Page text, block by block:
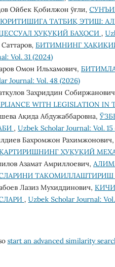
Ойбек Қобилжон ўғли,
ТАТБИҚ ЭТИШ:
ҲУҚУҚИЙ БАҲОСИ ,
БИТИМНИНГ
Vol. 31 (2024)
Омон Ильхамович,
Journal: Vol. 48 (2026)
Заҳриддин
WITH LEGISLATION IN
Ақида Абдужаббаровна,
, Uzbek Scholar Journal: Vol.
Бахромжон Рахимжонович,
ҲУҚУҚИЙ
Азамат Амриллоевич,
ТАКОМИЛЛАШТИРИШ
Лазиз Мухиддинович,
, Uzbek Scholar Journal:
start an advanced similarity